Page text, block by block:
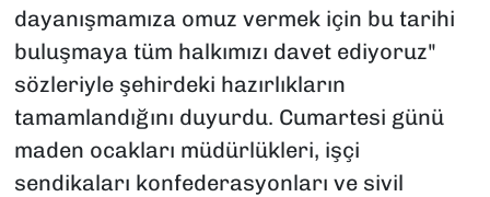
dayanışmamıza omuz vermek için bu tarihi
buluşmaya tüm halkımızı davet ediyoruz"
sözleriyle şehirdeki hazırlıkların
tamamlandığını duyurdu. Cumartesi günü
maden ocakları müdürlükleri, işçi
sendikaları konfederasyonları ve sivil